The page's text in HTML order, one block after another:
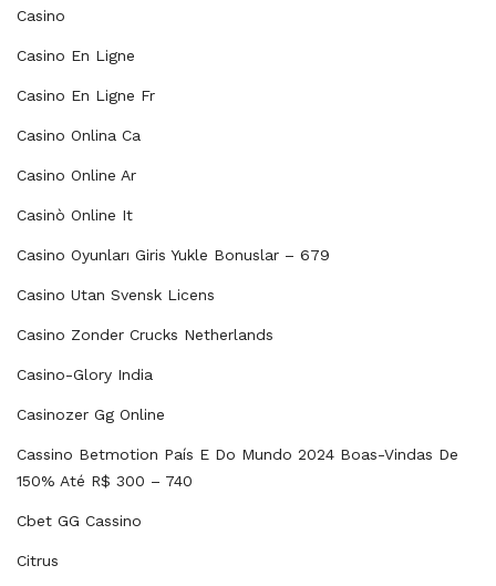
Casino
Casino En Ligne
Casino En Ligne Fr
Casino Onlina Ca
Casino Online Ar
Casinò Online It
Casino Oyunları Giris Yukle Bonuslar – 679
Casino Utan Svensk Licens
Casino Zonder Crucks Netherlands
Casino-Glory India
Casinozer Gg Online
Cassino Betmotion País E Do Mundo 2024 Boas-Vindas De
150% Até R$ 300 – 740
Cbet GG Cassino
Citrus